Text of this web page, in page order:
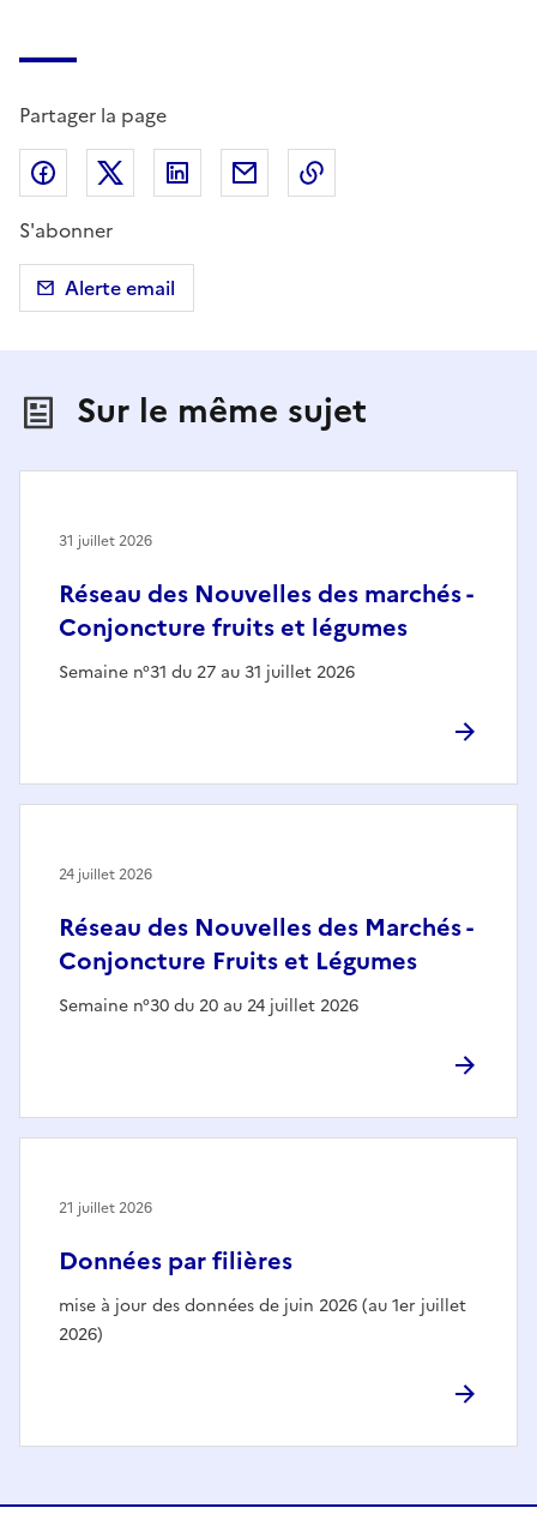
Partager la page
Partager sur Facebook
Partager sur X (anciennement Twitter)
Partager sur LinkedIn
Partager par email
S'abonner
Alerte email
Sur le même sujet
Réseau des Nouvelles des marchés -
Conjoncture fruits et légumes
Semaine n°31 du 27 au 31 juillet 2026
31 juillet 2026
Réseau des Nouvelles des Marchés -
Conjoncture Fruits et Légumes
Semaine n°30 du 20 au 24 juillet 2026
24 juillet 2026
Données par filières
mise à jour des données de juin 2026 (au 1er juillet
2026)
21 juillet 2026